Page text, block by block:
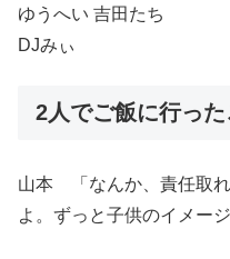
ゆうへい 吉田たち
DJみぃ
2人でご飯に行っ
山本 「なんか、責任取
よ。ずっと子供のイメー